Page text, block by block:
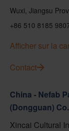
Wuxi, Jiangsu
+86 510 8185
Afficher sur la
Contact
China - Nefab
(Dongguan)
Xincai Cultural